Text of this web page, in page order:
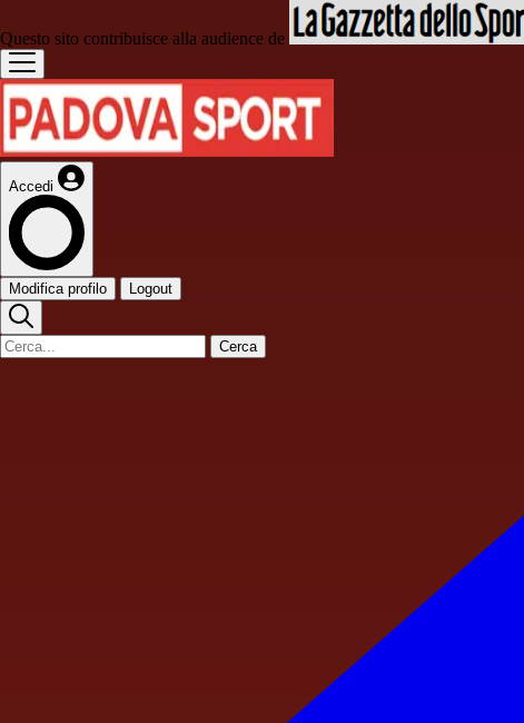
Questo sito contribuisce alla audience de
Accedi
Modifica profilo Logout
Cerca